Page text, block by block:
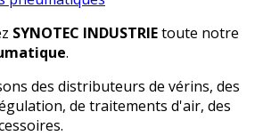
SYNOTEC INDUSTRIEtoute notre
.
des distributeurs de vérins, des
de traitements d'air, des